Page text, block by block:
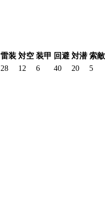
雷装 対空 装甲 回避 対潜 索敵
28 12 6 40 20 5